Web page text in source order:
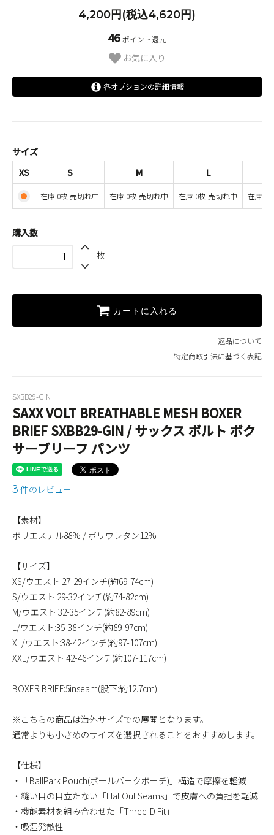
4,200円(税込4,620円)
46ポイント還元
お気に入り
各オプションの詳細情報
M
SOLD OUT
L
サイズ
XS
S M L
在庫 0枚 売切れ中 在庫 0枚 売切れ中 在庫 0枚 売切れ中 在庫 0
購入数
枚
カートに入れる
返品について
特定商取引法に基づく表記
SXBB29-GIN
SAXX VOLT BREATHABLE MESH BOXER
BRIEF SXBB29-GIN / サックス ボルト ボク
サーブリーフ パンツ
3 件のレビュー
【素材】
ポリエステル88% / ポリウレタン12%
【サイズ】
XS/ウエスト:27-29インチ(約69-74cm)
S/ウエスト:29-32インチ(約74-82cm)
M/ウエスト:32-35インチ(約82-89cm)
L/ウエスト:35-38インチ(約89-97cm)
XL/ウエスト:38-42インチ(約97-107cm)
XXL/ウエスト:42-46インチ(約107-117cm)
BOXER BRIEF:5inseam(股下:約12.7cm)
※こちらの商品は海外サイズでの展開となります。
通常よりも小さめのサイズを選択されることをおすすめします。
【仕様】
・「BallPark Pouch(ボールパークポーチ)」構造で摩擦を軽減
・縫い目の目立たない「Flat Out Seams」で皮膚への負担を軽減
・機能素材を組み合わせた「Three-D Fit」
・吸湿発散性